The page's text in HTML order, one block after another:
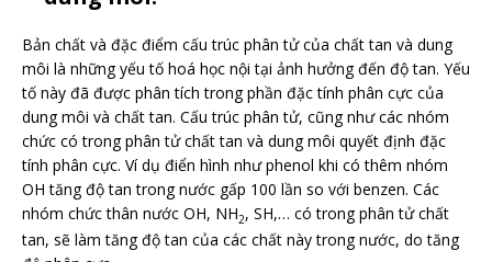
Bản chất và đặc điểm cấu trúc phân tử của chất tan và dung
môi là những yếu tố hoá học nội tại ảnh hưởng đến độ tan. Yếu
tố này đã được phân tích trong phần đặc tính phân cực của
dung môi và chất tan. Cấu trúc phân tử, cũng như các nhóm
chức có trong phân tử chất tan và dung môi quyết định đặc
tính phân cực. Ví dụ điển hình như phenol khi có thêm nhóm
OH tăng độ tan trong nước gấp 100 lần so với benzen. Các
nhóm chức thân nước OH, NH2, SH,… có trong phân tử chất
tan, sẽ làm tăng độ tan của các chất này trong nước, do tăng